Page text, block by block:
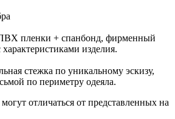
пленки + спанбонд, фирменный
изделия.
стежка по уникальному эскизу,
по периметру одеяла.
отличаться от представленных на